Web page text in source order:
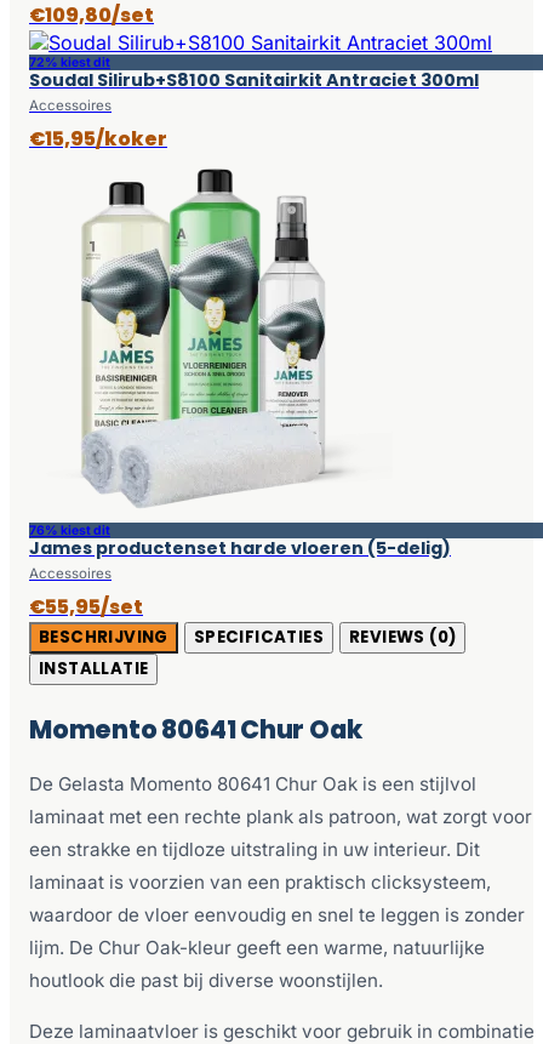
€109,80/set
72% kiest dit
Soudal Silirub+S8100 Sanitairkit Antraciet 300ml
Accessoires
€15,95/koker
76% kiest dit
James productenset harde vloeren (5-delig)
Accessoires
€55,95/set
BESCHRIJVING SPECIFICATIES
REVIEWS (0)
INSTALLATIE
Momento 80641 Chur Oak
De Gelasta Momento 80641 Chur Oak is een stijlvol
laminaat met een rechte plank als patroon, wat zorgt voor
een strakke en tijdloze uitstraling in uw interieur. Dit
laminaat is voorzien van een praktisch clicksysteem,
waardoor de vloer eenvoudig en snel te leggen is zonder
lijm. De Chur Oak-kleur geeft een warme, natuurlijke
houtlook die past bij diverse woonstijlen.
Deze laminaatvloer is geschikt voor gebruik in combinatie